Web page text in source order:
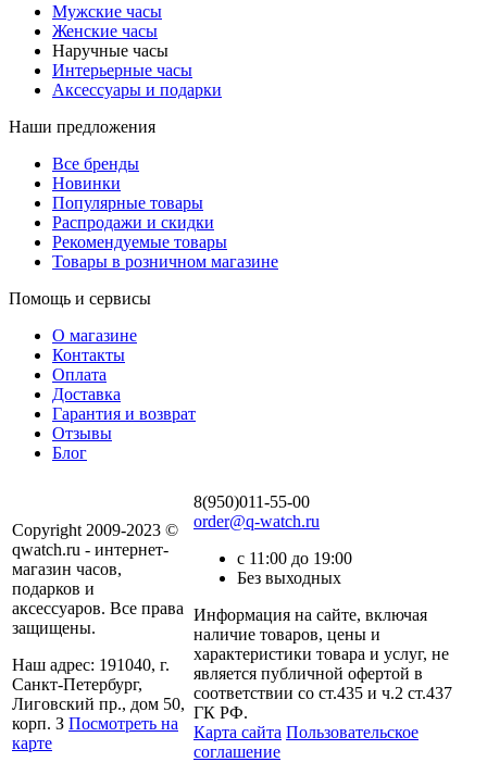
Мужские часы
Женские часы
Наручные часы
Интерьерные часы
Аксессуары и подарки
Наши предложения
Все бренды
Новинки
Популярные товары
Распродажи и скидки
Рекомендуемые товары
Товары в розничном магазине
Помощь и сервисы
О магазине
Контакты
Оплата
Доставка
Гарантия и возврат
Отзывы
Блог
Copyright 2009-2023 ©
qwatch.ru - интернет-
магазин часов,
подарков и
аксессуаров. Все права
защищены.
Наш адрес: 191040, г.
Санкт-Петербург,
Лиговский пр., дом 50,
корп. З Посмотреть на
карте
8(950)011-55-00
order@q-watch.ru
с 11:00 до 19:00
Без выходных
Информация на сайте, включая
наличие товаров, цены и
характеристики товара и услуг, не
является публичной офертой в
соответствии со ст.435 и ч.2 ст.437
ГК РФ.
Карта сайта Пользовательское
соглашение